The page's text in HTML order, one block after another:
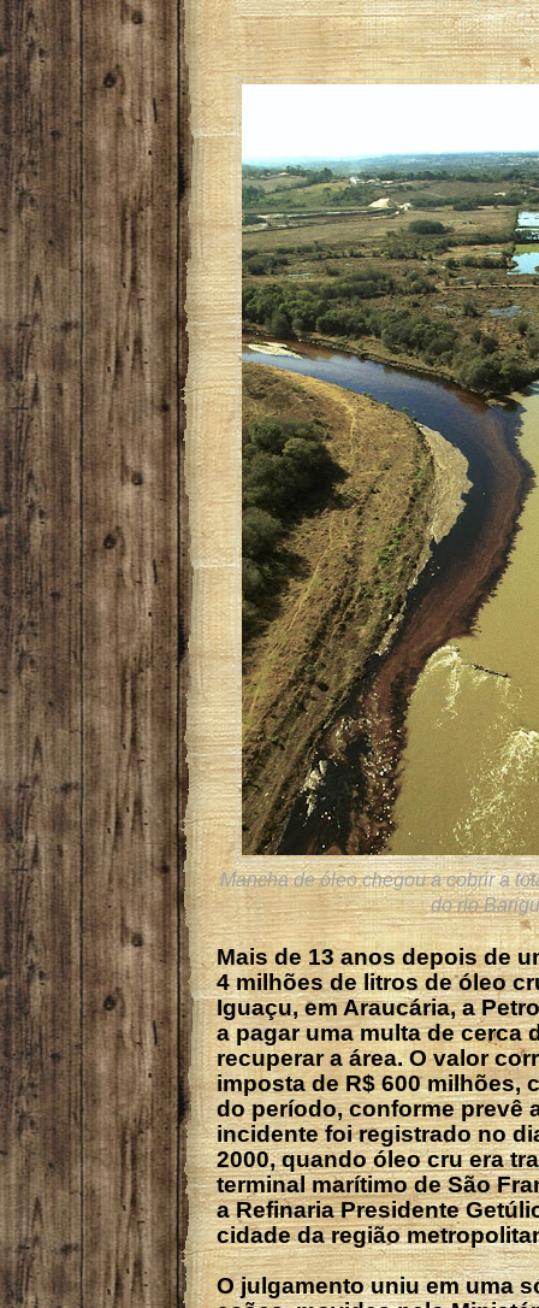
Mancha de óleo chegou a cobrir a
do rio
Mais de 13 anos depois de
4 milhões de litros de óleo
Iguaçu, em Araucária, a
a pagar uma multa de cerca
recuperar a área. O valor
imposta de R$ 600 milhões,
do período, conforme prevê
incidente foi registrado no
2000, quando óleo cru era
terminal marítimo de São
a Refinaria Presidente
cidade da região
O julgamento uniu em uma